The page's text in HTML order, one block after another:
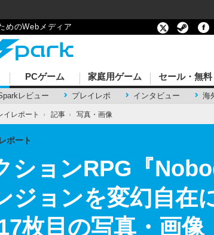
めのWebメディア
レビュー プレイレポ インタビュー 海
PCゲーム 家庭用ゲーム セール・無料
イレポート › 記事 › 写真・画像
ションRPG『
ジョンを変幻自在
枚目の写真・画像
ポート